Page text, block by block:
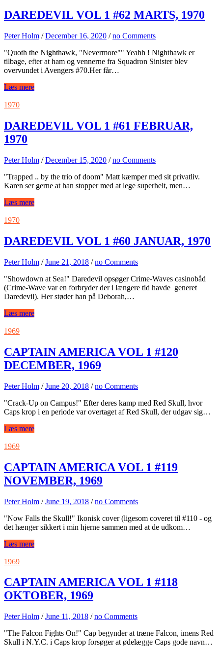
DAREDEVIL VOL 1 #62 MARTS, 1970
Peter Holm /December 16, 2020 /no Comments
"Quoth the Nighthawk, "Nevermore"" Yeahh ! Nighthawk er
tilbage, efter at ham og vennerne fra Squadron Sinister blev
overvundet i Avengers #70.Her får…
Læs mere
1970
DAREDEVIL VOL 1 #61 FEBRUAR,
1970
Peter Holm /December 15, 2020 /no Comments
"Trapped .. by the trio of doom" Matt kæmper med sit privatliv.
Karen ser gerne at han stopper med at lege superhelt, men…
Læs mere
1970
DAREDEVIL VOL 1 #60 JANUAR, 1970
Peter Holm /June 21, 2018 /no Comments
"Showdown at Sea!" Daredevil opsøger Crime-Waves casinobåd
(Crime-Wave var en forbryder der i længere tid havde generet
Daredevil). Her støder han på Deborah,…
Læs mere
1969
CAPTAIN AMERICA VOL 1 #120
DECEMBER, 1969
Peter Holm /June 20, 2018 /no Comments
"Crack-Up on Campus!" Efter deres kamp med Red Skull, hvor
Caps krop i en periode var overtaget af Red Skull, der udgav sig…
Læs mere
1969
CAPTAIN AMERICA VOL 1 #119
NOVEMBER, 1969
Peter Holm /June 19, 2018 /no Comments
"Now Falls the Skull!" Ikonisk cover (ligesom coveret til #110 - og
det hænger sikkert i min hjerne sammen med at de udkom…
Læs mere
1969
CAPTAIN AMERICA VOL 1 #118
OKTOBER, 1969
Peter Holm /June 11, 2018 /no Comments
"The Falcon Fights On!" Cap begynder at træne Falcon, imens Red
Skull i N.Y.C. i Caps krop forsøger at ødelægge Caps gode navn…